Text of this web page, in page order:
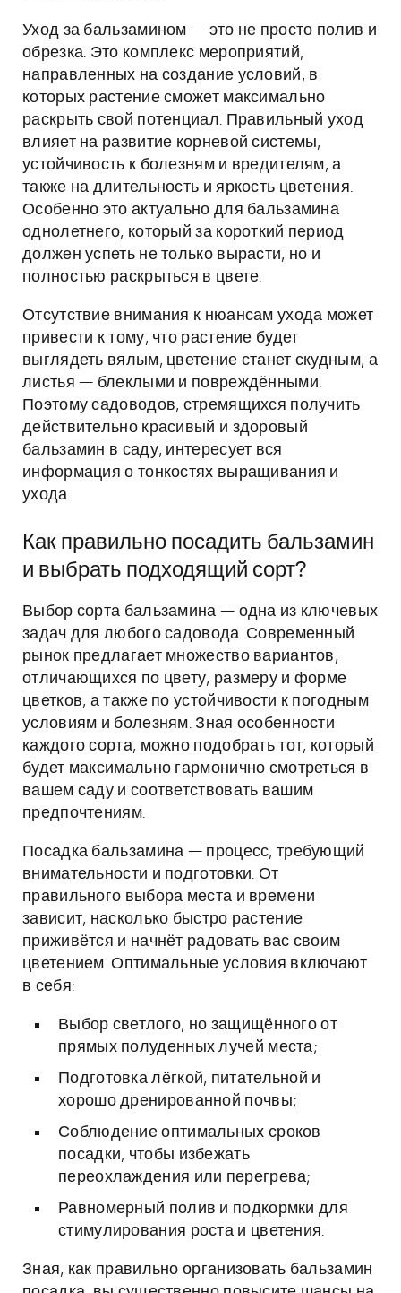
Уход за бальзамином — это не просто полив и
обрезка. Это комплекс мероприятий,
направленных на создание условий, в
которых растение сможет максимально
раскрыть свой потенциал. Правильный уход
влияет на развитие корневой системы,
устойчивость к болезням и вредителям, а
также на длительность и яркость цветения.
Особенно это актуально для бальзамина
однолетнего, который за короткий период
должен успеть не только вырасти, но и
полностью раскрыться в цвете.
Отсутствие внимания к нюансам ухода может
привести к тому, что растение будет
выглядеть вялым, цветение станет скудным, а
листья — блеклыми и повреждёнными.
Поэтому садоводов, стремящихся получить
действительно красивый и здоровый
бальзамин в саду, интересует вся
информация о тонкостях выращивания и
ухода.
Как правильно посадить бальзамин
и выбрать подходящий сорт?
Выбор сорта бальзамина — одна из ключевых
задач для любого садовода. Современный
рынок предлагает множество вариантов,
отличающихся по цвету, размеру и форме
цветков, а также по устойчивости к погодным
условиям и болезням. Зная особенности
каждого сорта, можно подобрать тот, который
будет максимально гармонично смотреться в
вашем саду и соответствовать вашим
предпочтениям.
Посадка бальзамина — процесс, требующий
внимательности и подготовки. От
правильного выбора места и времени
зависит, насколько быстро растение
приживётся и начнёт радовать вас своим
цветением. Оптимальные условия включают
в себя:
Выбор светлого, но защищённого от
прямых полуденных лучей места;
Подготовка лёгкой, питательной и
хорошо дренированной почвы;
Соблюдение оптимальных сроков
посадки, чтобы избежать
переохлаждения или перегрева;
Равномерный полив и подкормки для
стимулирования роста и цветения.
Зная, как правильно организовать бальзамин